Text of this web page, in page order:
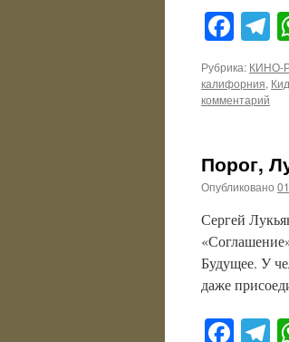
Рубрика: КИНО-
калифорния,
комментарий
Порог,
Опубликовано
Сергей
Будущее. У
даже